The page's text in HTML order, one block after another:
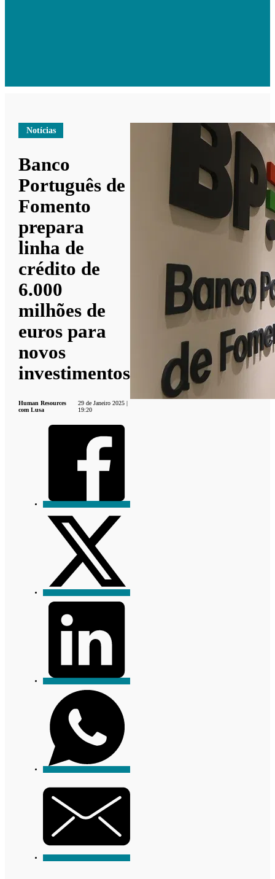
Notícias
Banco
Português de
Fomento
prepara
linha de
crédito de
6.000
milhões de
euros para
novos
investimentos
Human Resources
com Lusa
29 de Janeiro 2025 |
19:20